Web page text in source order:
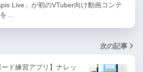
Live」が初のVTuber向け動画コンテ
…
次の記事
ード練習アプリ】ナレッ